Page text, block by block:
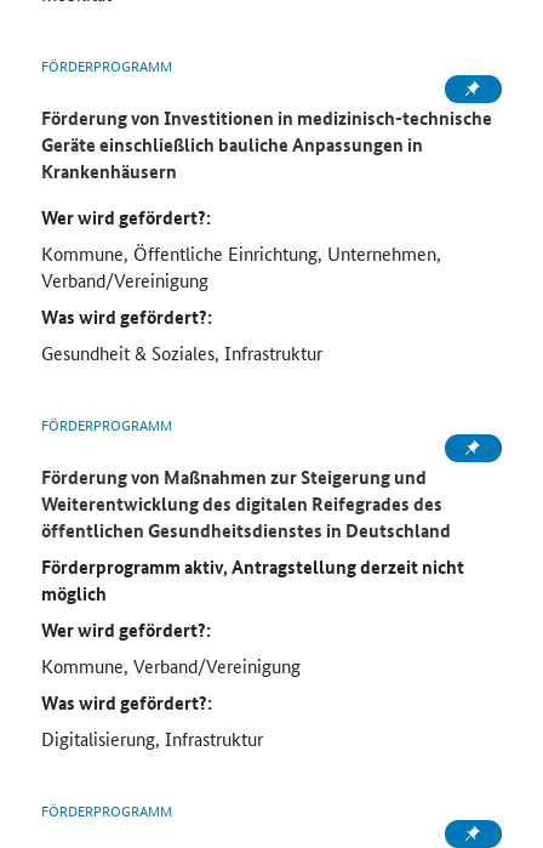
FÖRDERPROGRAMM
Förderung von Investitionen in medizinisch-technische
Geräte einschließlich bauliche Anpassungen in
Krankenhäusern
Wer wird gefördert?:
Kommune, Öffentliche Einrichtung, Unternehmen,
Verband/Vereinigung
Was wird gefördert?:
Gesundheit & Soziales, Infrastruktur
FÖRDERPROGRAMM
Förderung von Maßnahmen zur Steigerung und
Weiterentwicklung des digitalen Reifegrades des
öffentlichen Gesundheitsdienstes in Deutschland
Förderprogramm aktiv, Antragstellung derzeit nicht
möglich
Wer wird gefördert?:
Kommune, Verband/Vereinigung
Was wird gefördert?:
Digitalisierung, Infrastruktur
FÖRDERPROGRAMM